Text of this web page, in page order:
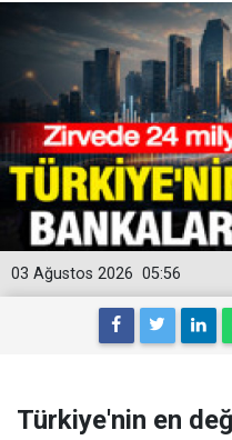
05:56
03 Ağustos 2026
Türkiye'nin en